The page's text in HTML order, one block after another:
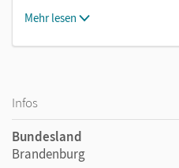
Mehr lesen
Infos
Bundesland
Brandenburg